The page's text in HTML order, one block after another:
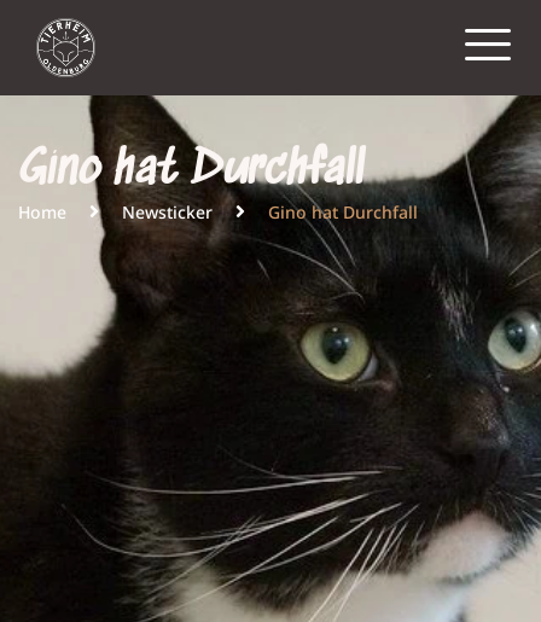
Gino hat Durchfall
Home Newsticker Gino hat Durchfall